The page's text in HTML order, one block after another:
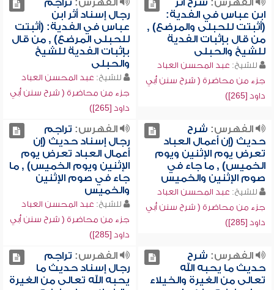
الفهرس: شرح أثر
ابن عباس في الفدية:
(أثبتت للحبلى والمرضع) ,
من قال بإثبات الفدية
للشيخ والحبلى
للشيخ: عبد المحسن العباد
جزء من محاضرة ( شرح سنن أبي
داود [265])
الفهرس: تراجم
رجال إسناد أثر ابن
عباس في الفدية: (أثبتت
للحبلى المرضع) , من قال
بإثبات الفدية للشيخ
والحبلى
للشيخ: عبد المحسن العباد
جزء من محاضرة ( شرح سنن أبي
داود [265])
الفهرس: شرح
حديث (إن أعمال العباد
تعرض يوم الإثنين ويوم
الخميس) , ما جاء في
صوم الإثنين والخميس
للشيخ: عبد المحسن العباد
جزء من محاضرة ( شرح سنن أبي
داود [285])
الفهرس: تراجم
رجال إسناد حديث (إن
أعمال العباد تعرض يوم
الإثنين ويوم الخميس) , ما
جاء في صوم الإثنين
والخميس
للشيخ: عبد المحسن العباد
جزء من محاضرة ( شرح سنن أبي
داود [285])
الفهرس: شرح
حديث ما يحبه الله
تعالى من الغيرة والخيلاء
الفهرس: تراجم
رجال إسناد حديث ما
يحبه الله تعالى من الغيرة